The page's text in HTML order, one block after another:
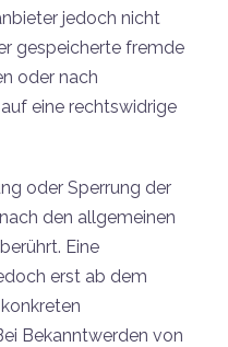
jedoch nicht
gespeicherte fremde
oder nach
eine rechtswidrige
oder Sperrung der
den allgemeinen
Eine
erst ab dem
Bekanntwerden von